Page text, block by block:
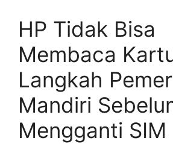
HP Tidak Bisa
Membaca
Langkah
Mandiri
Mengganti SIM